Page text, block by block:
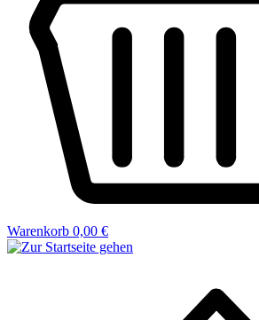
Warenkorb 0,00 €